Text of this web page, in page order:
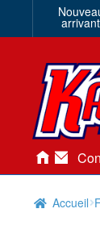
Accueil